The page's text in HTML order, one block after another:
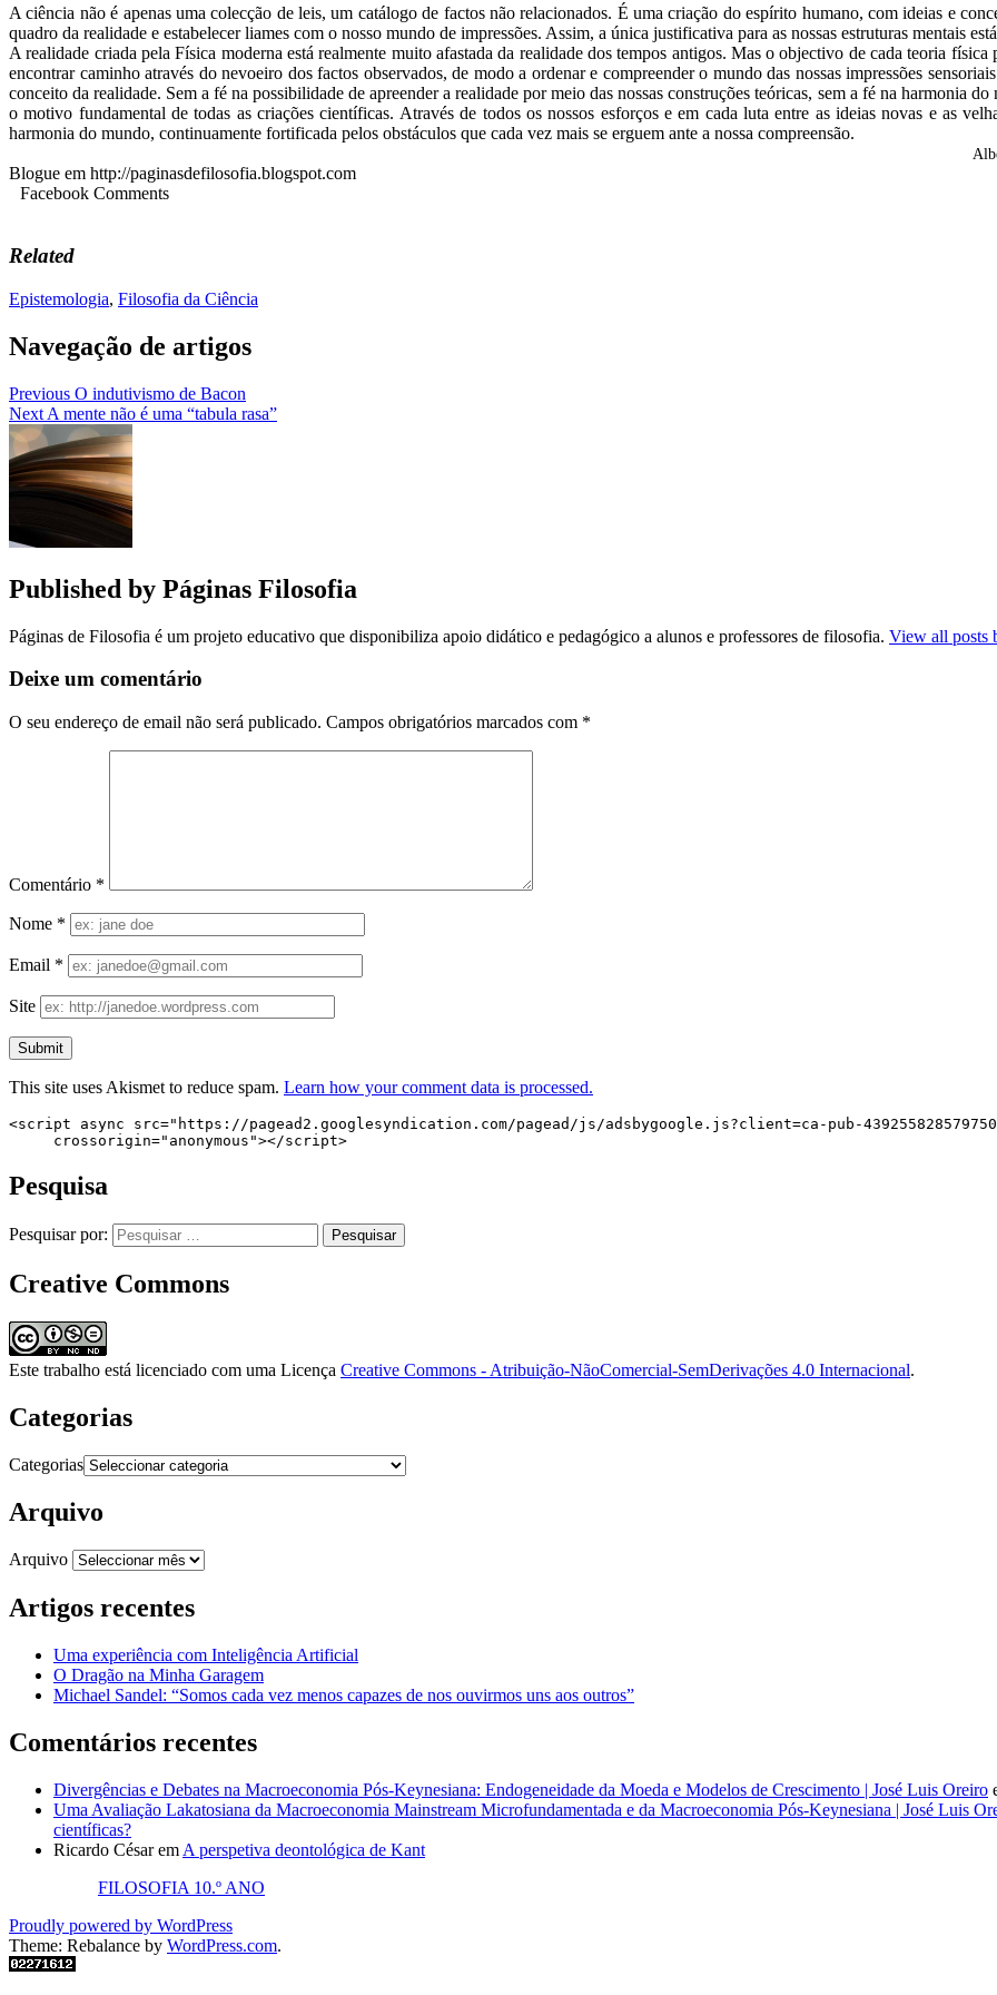
A ciência não é apenas uma colecção de leis, um catálogo de factos não relacionados. É uma criação do espírito humano, com ideias e
quadro da realidade e estabelecer liames com o nosso mundo de impressões. Assim, a única justificativa para as nossas estruturas mentais
A realidade criada pela Física moderna está realmente muito afastada da realidade dos tempos antigos. Mas o objectivo de cada teoria
encontrar caminho através do nevoeiro dos factos observados, de modo a ordenar e compreender o mundo das nossas impressões
conceito da realidade. Sem a fé na possibilidade de apreender a realidade por meio das nossas construções teóricas, sem a fé na harmonia
o motivo fundamental de todas as criações científicas. Através de todos os nossos esforços e em cada luta entre as ideias novas e as
harmonia do mundo, continuamente fortificada pelos obstáculos que cada vez mais se erguem ante a nossa compreensão.
Blogue em http://paginasdefilosofia.blogspot.com
Facebook Comments
Related
Epistemologia, Filosofia da Ciência
Navegação de artigos
Previous O indutivismo de Bacon
Next A mente não é uma “tabula rasa”
Published by Páginas Filosofia
Páginas de Filosofia é um projeto educativo que disponibiliza apoio didático e pedagógico a alunos e professores de filosofia. View all posts
Deixe um comentário
O seu endereço de email não será publicado. Campos obrigatórios marcados com *
Comentário *
Nome *
Email *
Site
This site uses Akismet to reduce spam. Learn how your comment data is processed.
<script async src="https://pagead2.googlesyndication.com/pagead/js/adsbygoogle.js?client=ca-pub-
     crossorigin="anonymous"></script>
Pesquisa
Pesquisar por:
Creative Commons
Este trabalho está licenciado com uma Licença Creative Commons - Atribuição-NãoComercial-SemDerivações 4.0 Internacional.
Categorias
Categorias
Arquivo
Arquivo
Artigos recentes
Uma experiência com Inteligência Artificial
O Dragão na Minha Garagem
Michael Sandel: “Somos cada vez menos capazes de nos ouvirmos uns aos outros”
Comentários recentes
Divergências e Debates na Macroeconomia Pós-Keynesiana: Endogeneidade da Moeda e Modelos de Crescimento | José Luis Oreiro
Uma Avaliação Lakatosiana da Macroeconomia Mainstream Microfundamentada e da Macroeconomia Pós-Keynesiana | José Luis
científicas?
Ricardo Césarem A perspetiva deontológica de Kant
FILOSOFIA 10.º ANO
Proudly powered by WordPress
Theme: Rebalance by WordPress.com.